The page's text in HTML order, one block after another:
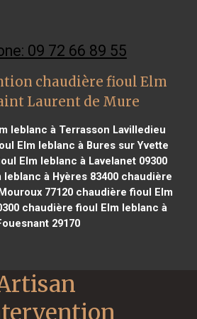
09 72 66 89 55
chaudière fioul Elm
Laurent de Mure
leblanc à Terrasson Lavilledieu
Elm leblanc à Bures sur Yvette
Elm leblanc à Lavelanet 09300
à Hyères 83400chaudière
77120chaudière fioul Elm
chaudière fioul Elm leblanc à
29170